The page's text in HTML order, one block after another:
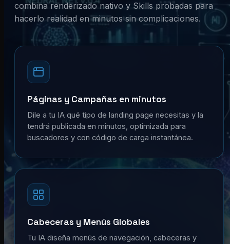
combina renderizado nativo y Skills probadas para
hacerlo realidad en minutos sin complicaciones.
Páginas y Campañas en minutos
Dile a tu IA qué tipo de landing page necesitas y la
tendrá publicada en minutos, optimizada para
buscadores y con código de carga instantánea.
Cabeceras y Menús Globales
Tu IA diseña menús de navegación, cabeceras y